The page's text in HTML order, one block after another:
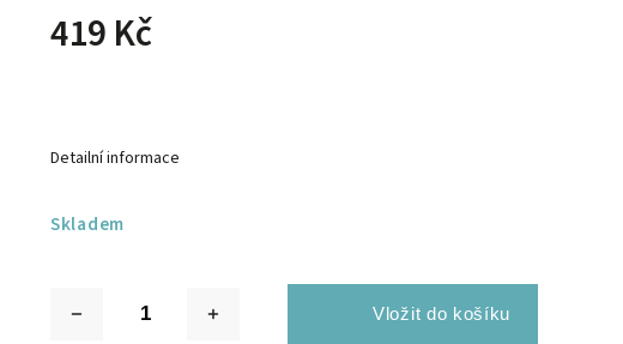
419 Kč
Skladem
Detailní informace